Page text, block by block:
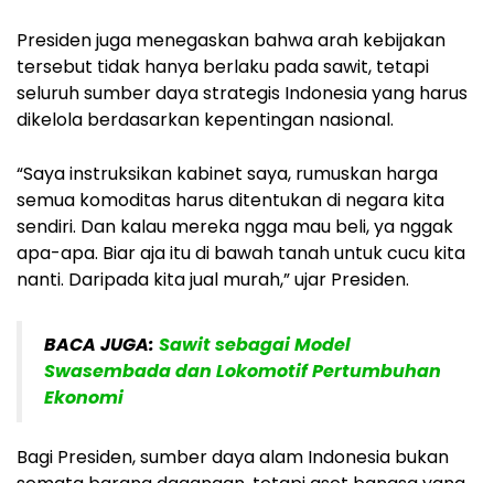
Presiden juga menegaskan bahwa arah kebijakan
tersebut tidak hanya berlaku pada sawit, tetapi
seluruh sumber daya strategis Indonesia yang harus
dikelola berdasarkan kepentingan nasional.
“Saya instruksikan kabinet saya, rumuskan harga
semua komoditas harus ditentukan di negara kita
sendiri. Dan kalau mereka ngga mau beli, ya nggak
apa-apa. Biar aja itu di bawah tanah untuk cucu kita
nanti. Daripada kita jual murah,” ujar Presiden.
BACA JUGA: Sawit sebagai Model
Swasembada dan Lokomotif Pertumbuhan
Ekonomi
Bagi Presiden, sumber daya alam Indonesia bukan